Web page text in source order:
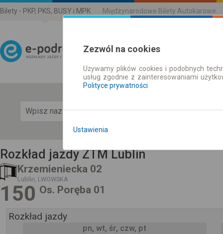
Bilety - PKP, PKS, BUSY i MPK Międzynarodowe Bilety Autokarowe
Rozkład Jazdy | Bilety
Rozkład jazdy ZTM Lublin
Krzemieniecka 02
Lublin, LWOWSKA
150 Os. Poręba 01
Rozkład jazdy
pn, wt, śr, czw, pt
Zezwól na cookies
Używamy plików cookies i podobnych
usług zgodnie z zainteresowaniami
Polityce prywatności
Ustawienia